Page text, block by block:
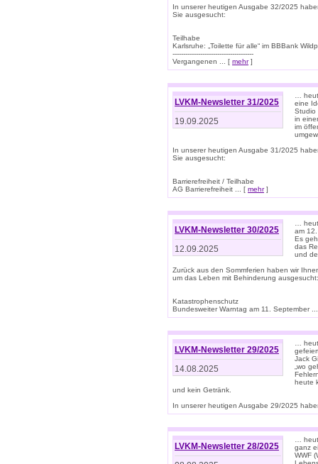
In unserer heutigen Ausgabe 32/2025
Sie ausgesucht:
Teilhabe
Karlsruhe: „Toilette für alle“ im BBBank
--------------------------------------
Vergangenen ... [ mehr]
LVKM-Newsletter 31/2025
19.09.2025
…
eine
Studio
in
im
In unserer heutigen Ausgabe 31/2025
Sie ausgesucht:
Barrierefreiheit / Teilhabe
AG Barrierefreiheit ... [ mehr]
LVKM-Newsletter 30/2025
12.09.2025
…
am
Es
das
und
Zurück aus den Sommferien haben wir
um das Leben mit Behinderung ausgesucht:
Katastrophenschutz
Bundesweiter Warntag am 11. September
LVKM-Newsletter 29/2025
14.08.2025
…
Jack
„wo
heute
und kein Getränk.
In unserer heutigen Ausgabe 29/2025
LVKM-Newsletter 28/2025
…
ganz
WWF